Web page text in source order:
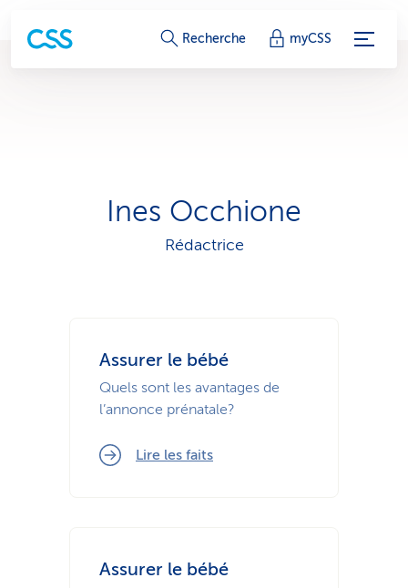
L
d
e
r
v
c
Recherche myCSS
Ines Occhione
Rédactrice
Assurer le bébé
Quels sont les avantages de
l’annonce prénatale?
Lire les faits
Assurer le bébé